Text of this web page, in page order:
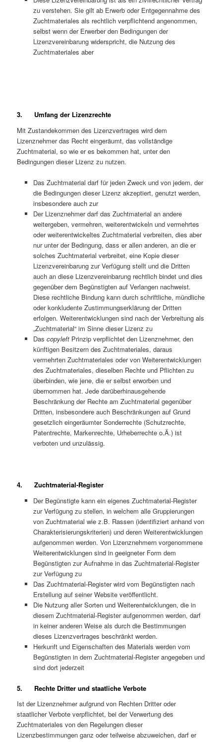
zu verstehen. Sie gilt ab Erwerb oder Entgegennahme des
Zuchtmateriales als rechtlich verpflichtend angenommen,
selbst wenn der Erwerber den Bedingungen der
Lizenzvereinbarung widerspricht, die Nutzung des
Zuchtmateriales aber
3. Umfang der Lizenzrechte
Mit Zustandekommen des Lizenzvertrages wird dem
Lizenznehmer das Recht eingeräumt, das vollständige
Zuchtmaterial, so wie er es bekommen hat, unter den
Bedingungen dieser Lizenz zu nutzen.
Das Zuchtmaterial darf für jeden Zweck und von jedem, der
die Bedingungen dieser Lizenz akzeptiert, genutzt werden,
insbesondere auch zur
Der Lizenznehmer darf das Zuchtmaterial an andere
weitergeben, vermehren, weiterentwickeln und vermehrtes
oder weiterentwickeltes Zuchtmaterial verbreiten, dies aber
nur unter der Bedingung, dass er allen anderen, an die er
solches Zuchtmaterial verbreitet, eine Kopie dieser
Lizenzvereinbarung zur Verfügung stellt und die Dritten
auch an diese Lizenzvereinbarung rechtlich bindet und dies
gegenüber dem Begünstigten auf Verlangen nachweist.
Diese rechtliche Bindung kann durch schriftliche, mündliche
oder konkludente Zustimmungserklärung der Dritten
erfolgen. Weiterentwicklungen sind nach der Verbreitung als
„Zuchtmaterial“ im Sinne dieser Lizenz zu
Das copyleft Prinzip verpflichtet den Lizenznehmer, den
künftigen Besitzern des Zuchtmateriales, daraus
vermehrten Zuchtmateriales oder von Weiterentwicklungen
des Zuchtmateriales, dieselben Rechte und Pflichten zu
überbinden, wie jene, die er selbst erworben und
übernommen hat. Jede darüberhinausgehende
Beschränkung der Rechte am Zuchtmaterial gegenüber
Dritten, insbesondere auch Beschränkungen auf Grund
gesetzlich eingeräumter Sonderrechte (Schutzrechte,
Patentrechte, Markenrechte, Urheberrechte o.Ä.) ist
verboten und unzulässig.
4. Zuchtmaterial-Register
Der Begünstigte kann ein eigenes Zuchtmaterial-Register
zur Verfügung zu stellen, in welchem alle Gruppierungen
von Zuchtmaterial wie z.B. Rassen (identifiziert anhand von
Charakterisierungskriterien) und deren Weiterentwicklungen
aufgenommen werden. Von Lizenznehmern vorgenommene
Weiterentwicklungen sind in geeigneter Form dem
Begünstigten zur Aufnahme in das Zuchtmaterial-Register
zur Verfügung zu
Das Zuchtmaterial-Register wird vom Begünstigten nach
Erstellung auf seiner Website veröffentlicht.
Die Nutzung aller Sorten und Weiterentwicklungen, die in
diesem Zuchtmaterial-Register aufgenommen werden, darf
in keiner anderen Weise als durch die Bestimmungen
dieses Lizenzvertrages beschränkt werden.
Herkunft und Eigenschaften des Materials werden vom
Begünstigten in dem Zuchtmaterial-Register angegeben und
sind dort jederzeit
5. Rechte Dritter und staatliche Verbote
Ist der Lizenznehmer aufgrund von Rechten Dritter oder
staatlicher Verbote verpflichtet, bei der Verwertung des
Zuchtmateriales von den Regelungen dieser
Lizenzbestimmungen ganz oder teilweise abzuweichen, darf er